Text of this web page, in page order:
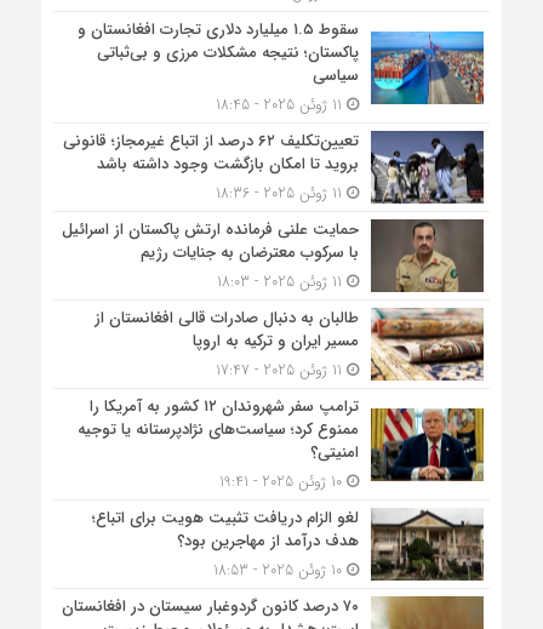
سقوط ۱.۵ میلیارد دلاری تجارت افغانستان و
پاکستان؛ نتیجه مشکلات مرزی و بی‌ثباتی
سیاسی
تعیین‌تکلیف ۶۲ درصد از اتباع غیرمجاز؛ قانونی
بروید تا امکان بازگشت وجود داشته باشد
حمایت علنی فرمانده ارتش پاکستان از اسرائیل
با سرکوب معترضان به جنایات رژیم
طالبان به دنبال صادرات قالی افغانستان از
مسیر ایران و ترکیه به اروپا
ترامپ سفر شهروندان ۱۲ کشور به آمریکا را
ممنوع کرد؛ سیاست‌های نژادپرستانه یا توجیه
امنیتی؟
10 ژوئن 2025 - 19:41
لغو الزام دریافت تثبیت هویت برای اتباع؛
هدف درآمد از مهاجرین بود؟
10 ژوئن 2025 - 18:53
۷۰ درصد کانون گردوغبار سیستان در افغانستان